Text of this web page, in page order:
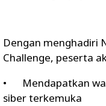
Dengan menghadiri
Challenge, peserta
•
Mendapatkan
siber terkemuka